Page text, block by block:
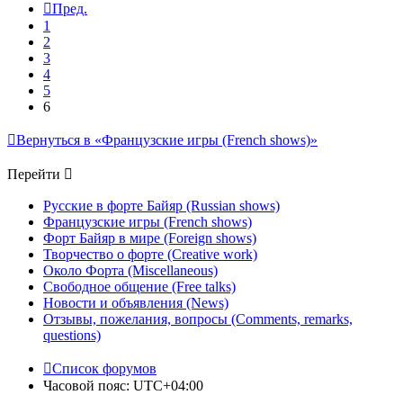
Пред.
1
2
3
4
5
6
Вернуться в «Французские игры (French shows)»
Перейти
Русские в форте Байяр (Russian shows)
Французские игры (French shows)
Форт Байяр в мире (Foreign shows)
Творчество о форте (Creative work)
Около Форта (Miscellaneous)
Свободное общение (Free talks)
Новости и объявления (News)
Отзывы, пожелания, вопросы (Comments, remarks,
questions)
Список форумов
Часовой пояс: UTC+04:00